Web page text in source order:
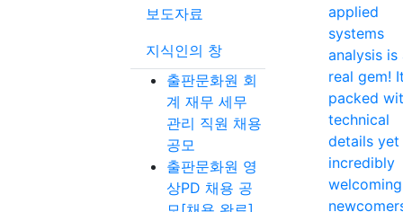
보도자료
지식인의 창
출판문화원 회
계 재무 세무
관리 직원 채용
공모
출판문화원 영
상PD 채용 공
applied
systems
analysis is
real gem!
packed
technical
details yet
incredibly